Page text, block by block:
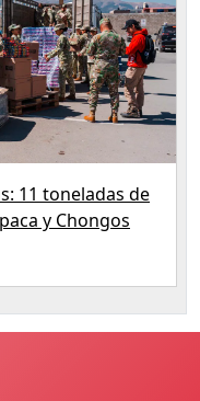
11 toneladas de
y Chongos